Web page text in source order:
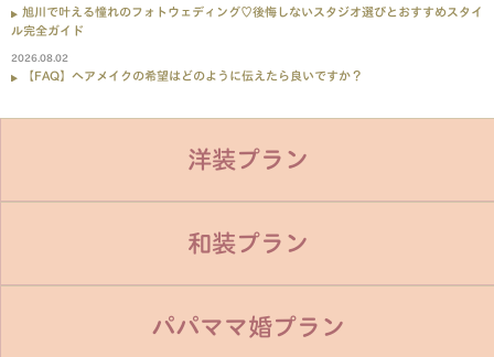
旭川で叶える憧れのフォトウェディング♡後悔しないスタジオ選びとおすすめスタイ
ル完全ガイド
2026.08.02
【FAQ】ヘアメイクの希望はどのように伝えたら良いですか？
洋装プラン
和装プラン
パパママ婚プラン